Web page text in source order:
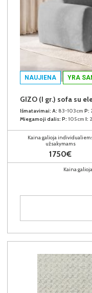
NAUJIENA YRA
GIZO (I gr.) sofa su
Išmatavimai: A: 83-103cm P:
Miegamoji dalis: P: 105cm I:
Kaina galioja
užsakymams
1750€
Kaina